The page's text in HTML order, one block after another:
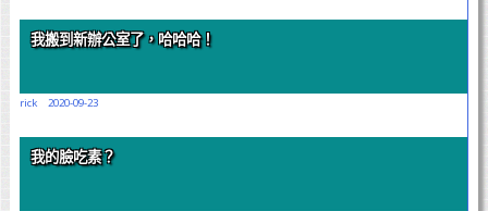
我搬到新辦公室了，哈哈哈！
rick 2020-09-23
我的臉吃素？